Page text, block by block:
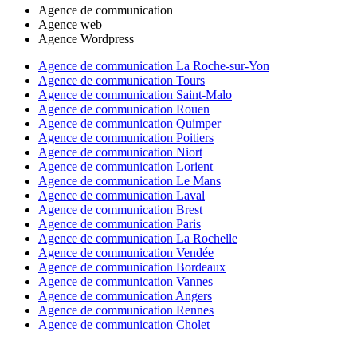
Agence de communication
Agence web
Agence Wordpress
Agence de communication La Roche-sur-Yon
Agence de communication Tours
Agence de communication Saint-Malo
Agence de communication Rouen
Agence de communication Quimper
Agence de communication Poitiers
Agence de communication Niort
Agence de communication Lorient
Agence de communication Le Mans
Agence de communication Laval
Agence de communication Brest
Agence de communication Paris
Agence de communication La Rochelle
Agence de communication Vendée
Agence de communication Bordeaux
Agence de communication Vannes
Agence de communication Angers
Agence de communication Rennes
Agence de communication Cholet